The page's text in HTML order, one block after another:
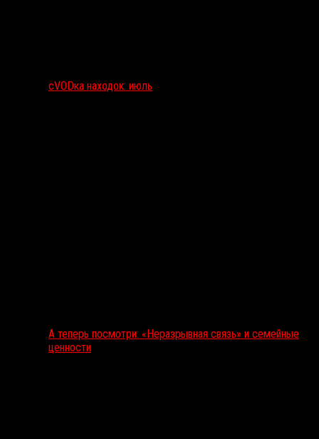
сVODка находок: июль
А теперь посмотри: «Неразрывная связь» и семейные
ценности